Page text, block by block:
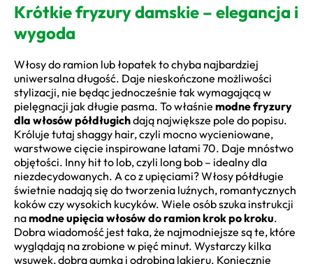
Krótkie fryzury damskie – elegancja i
wygoda
Włosy do ramion lub łopatek to chyba najbardziej
uniwersalna długość. Daje nieskończone możliwości
stylizacji, nie będąc jednocześnie tak wymagającą w
pielęgnacji jak długie pasma. To właśnie modne fryzury
dla włosów półdługichdają największe pole do popisu.
Króluje tutaj shaggy hair, czyli mocno wycieniowane,
warstwowe cięcie inspirowane latami 70. Daje mnóstwo
objętości. Inny hit to lob, czyli long bob – idealny dla
niezdecydowanych. A co z upięciami? Włosy półdługie
świetnie nadają się do tworzenia luźnych, romantycznych
koków czy wysokich kucyków. Wiele osób szuka instrukcji
namodne upięcia włosów do ramion krok po kroku.
Dobra wiadomość jest taka, że najmodniejsze są te, które
wyglądają na zrobione w pięć minut. Wystarczy kilka
wsuwek, dobra gumka i odrobina lakieru. Koniecznie